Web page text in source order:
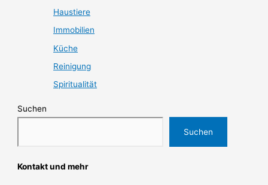
Haustiere
Immobilien
Küche
Reinigung
Spiritualität
Suchen
Suchen
Kontakt und mehr